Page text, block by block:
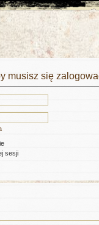
musisz się
sesji